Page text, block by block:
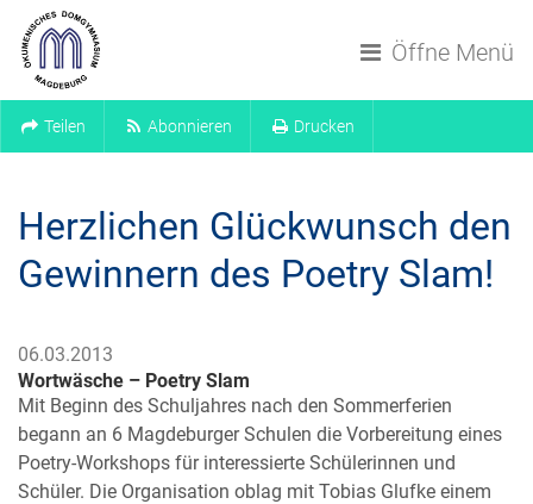
Öffne Menü
Teilen Abonnieren Drucken
Herzlichen Glückwunsch den
Gewinnern des Poetry Slam!
06.03.2013
Wortwäsche – Poetry Slam
Mit Beginn des Schuljahres nach den Sommerferien
begann an 6 Magdeburger Schulen die Vorbereitung eines
Poetry-Workshops für interessierte Schülerinnen und
Schüler. Die Organisation oblag mit Tobias Glufke einem